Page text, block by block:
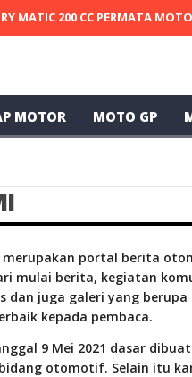
MATIC 200 CC PERMATA
MOTOR MOTO GP
merupakan portal berita
mulai berita, kegiatan
dan juga galeri yang
kepada pembaca.
9 Mei 2021 dasar
otomotif. Selain itu